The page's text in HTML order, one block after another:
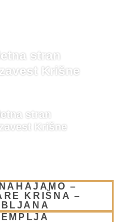
stran
Krišne
stran
Krišne
–
KRIŠNA –